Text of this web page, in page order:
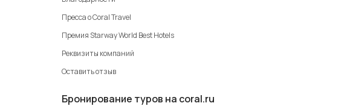
Пресса о Coral Travel
Премия Starway World Best Hotels
Реквизиты компаний
Оставить отзыв
Бронирование туров на coral.ru